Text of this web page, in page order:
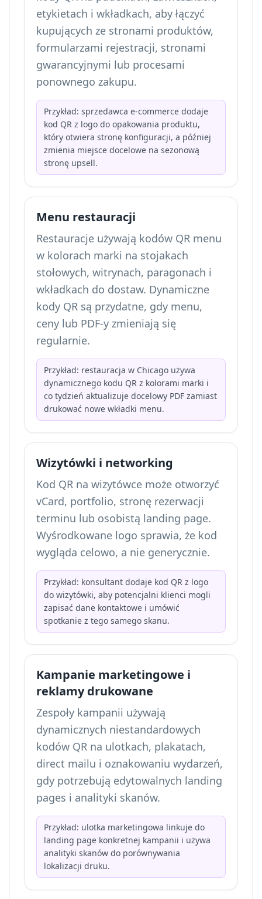
etykietach i wkładkach, aby łączyć
kupujących ze stronami produktów,
formularzami rejestracji, stronami
gwarancyjnymi lub procesami
ponownego zakupu.
Przykład: sprzedawca e-commerce dodaje
kod QR z logo do opakowania produktu,
który otwiera stronę konfiguracji, a później
zmienia miejsce docelowe na sezonową
stronę upsell.
Menu restauracji
Restauracje używają kodów QR menu
w kolorach marki na stojakach
stołowych, witrynach, paragonach i
wkładkach do dostaw. Dynamiczne
kody QR są przydatne, gdy menu,
ceny lub PDF-y zmieniają się
regularnie.
Przykład: restauracja w Chicago używa
dynamicznego kodu QR z kolorami marki i
co tydzień aktualizuje docelowy PDF zamiast
drukować nowe wkładki menu.
Wizytówki i networking
Kod QR na wizytówce może otworzyć
vCard, portfolio, stronę rezerwacji
terminu lub osobistą landing page.
Wyśrodkowane logo sprawia, że kod
wygląda celowo, a nie generycznie.
Przykład: konsultant dodaje kod QR z logo
do wizytówki, aby potencjalni klienci mogli
zapisać dane kontaktowe i umówić
spotkanie z tego samego skanu.
Kampanie marketingowe i
reklamy drukowane
Zespoły kampanii używają
dynamicznych niestandardowych
kodów QR na ulotkach, plakatach,
direct mailu i oznakowaniu wydarzeń,
gdy potrzebują edytowalnych landing
pages i analityki skanów.
Przykład: ulotka marketingowa linkuje do
landing page konkretnej kampanii i używa
analityki skanów do porównywania
lokalizacji druku.